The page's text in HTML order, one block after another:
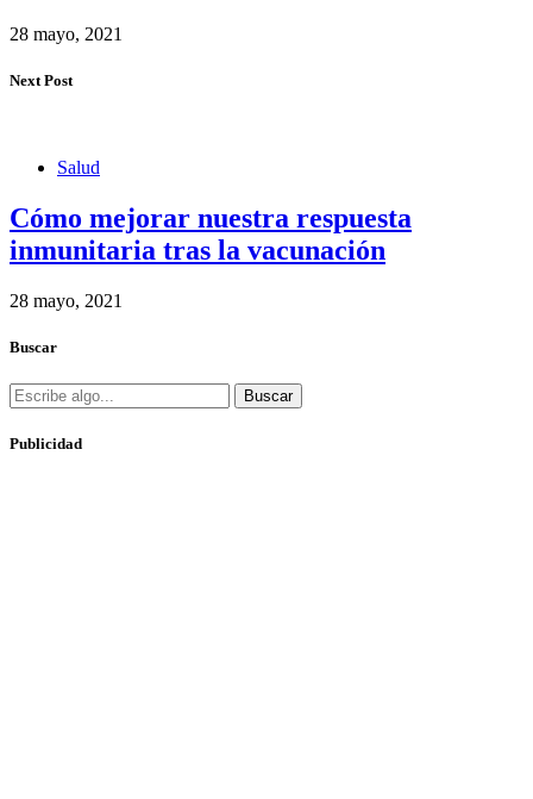
28 mayo, 2021
Next Post
Salud
Cómo mejorar nuestra respuesta
inmunitaria tras la vacunación
28 mayo, 2021
Buscar
Buscar
Publicidad